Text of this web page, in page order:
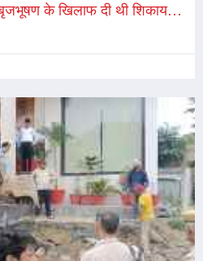
के खिलाफ दी थी शिकायत,